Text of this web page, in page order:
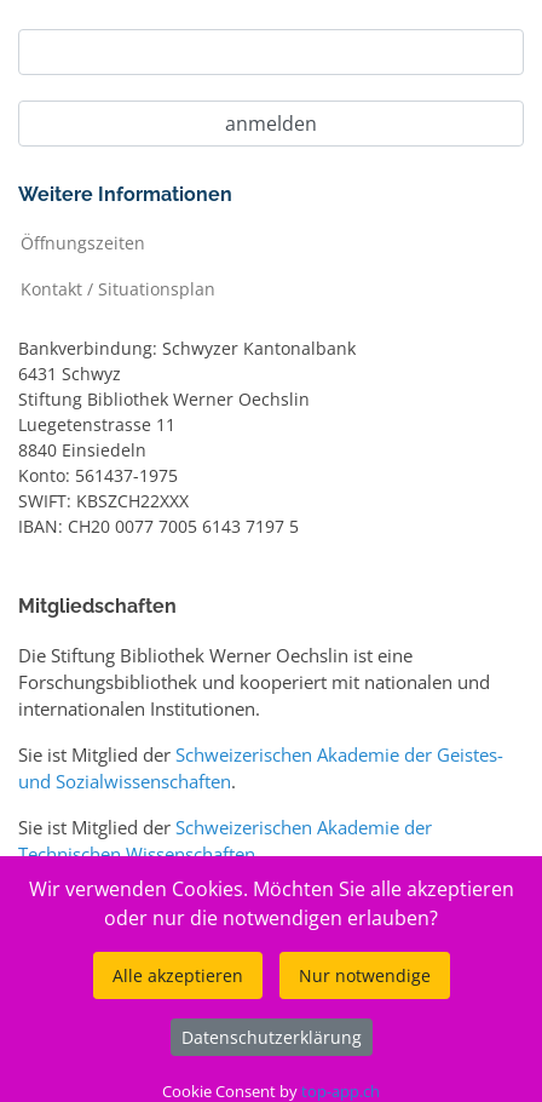
Weitere Informationen
Öffnungszeiten
Kontakt / Situationsplan
Bankverbindung: Schwyzer Kantonalbank
6431 Schwyz
Stiftung Bibliothek Werner Oechslin
Luegetenstrasse 11
8840 Einsiedeln
Konto: 561437-1975
SWIFT: KBSZCH22XXX
IBAN: CH20 0077 7005 6143 7197 5
Mitgliedschaften
Die Stiftung Bibliothek Werner Oechslin ist eine
Forschungsbibliothek und kooperiert mit nationalen und
internationalen Institutionen.
Sie ist Mitglied der Schweizerischen Akademie der Geistes-
und Sozialwissenschaften.
Sie ist Mitglied der Schweizerischen Akademie der
Technischen Wissenschaften.
Sie ist zudem Mitglied des Schweizer Portalswww.sciences-
Stiftung Bibliothek Werner Oechslin
Wir verwenden Cookies. Möchten Sie alle akzeptieren
oder nur die notwendigen erlauben?
Alle akzeptieren Nur notwendige
Datenschutzerklärung
Cookie Consent bytop-app.ch